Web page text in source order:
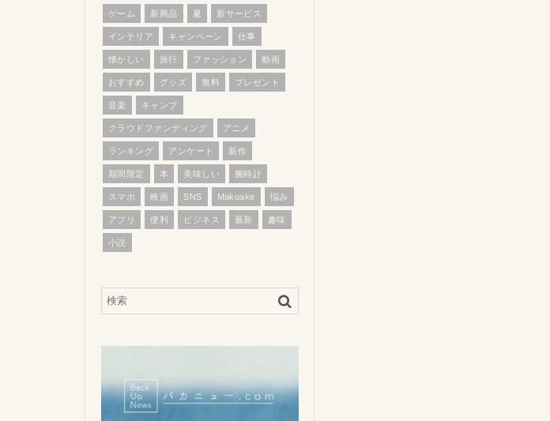
ゲーム 新商品 夏 新サービス
インテリア キャンペーン 仕事
懐かしい 旅行 ファッション 動画
おすすめ グッズ 無料 プレゼント
音楽 キャンプ
クラウドファンディング アニメ
ランキング アンケート 新作
期間限定 本 美味しい 腕時計
スマホ 映画 SNS Makuake 悩み
アプリ 便利 ビジネス 最新 趣味
小説